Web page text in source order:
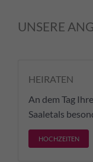
UNSERE
HEIRATEN
An dem Tag
Saaletals
HOCHZEITEN